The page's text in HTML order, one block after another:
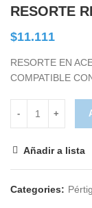
RESORTE
$11.111
RESORTE EN
COMPATIBLE
Añadir a lista
Categories: